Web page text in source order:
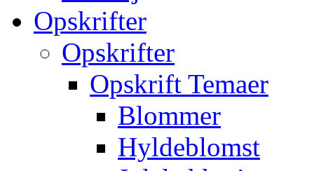
Opskrifter
Opskrifter
Opskrift Temaer
Blommer
Hyldeblomst